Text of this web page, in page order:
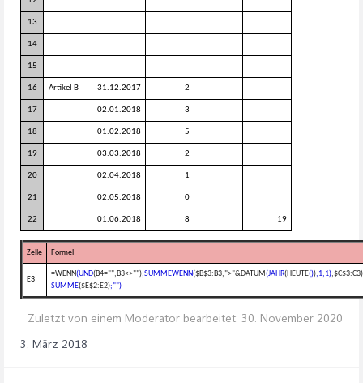
13
14
15
16 Artikel B 31.12.2017 2
17 02.01.2018 3
18 01.02.2018 5
19 03.03.2018 2
20 02.04.2018 1
21 02.05.2018 0
22 01.06.2018 8 19
Zelle Formel
E3
=WENN(UND(B4="";B3<>"");SUMMEWENN($B$3:B3;">"&DATUM(JAHR(HEUTE());1;1);$C$3:C3)
SUMME($E$2:E2);"")
Zuletzt von einem Moderator bearbeitet: 30. November 2020
3. März 2018